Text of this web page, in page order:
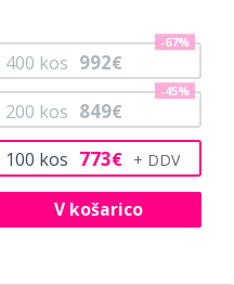
100 kos 773€
200 kos 849€
-45%
400 kos 992€
-67%
V košarico